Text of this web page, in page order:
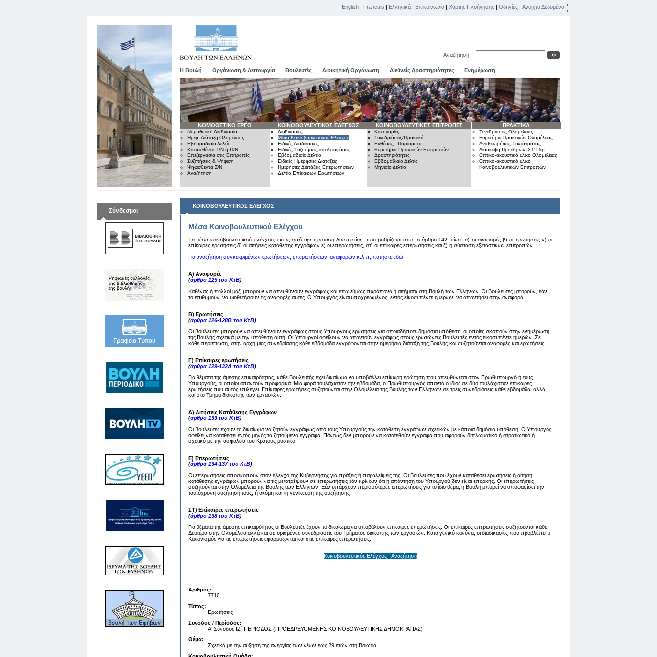
English | Français | Ελληνικά | Επικοινωνία | Χάρτης Πλοήγησης | Οδηγίες | Ανοιχτά Δεδομένα
Αναζήτηση
Η Βουλή Οργάνωση & Λειτουργία Βουλευτές Διοικητική Οργάνωση Διεθνείς Δραστηριότητες Ενημέρωση
ΝΟΜΟΘΕΤΙΚΟ ΕΡΓΟ
Νομοθετική Διαδικασία
Ημερ. Διάταξη Ολομέλειας
Εβδομαδιαίο Δελτίο
Κατατεθέντα Σ/Ν ή Π/Ν
Επεξεργασία στις Επιτροπές
Συζητήσεις & Ψήφιση
Ψηφισθέντα Σ/Ν
Αναζήτηση
ΚΟΙΝΟΒΟΥΛΕΥΤΙΚΟΣ ΕΛΕΓΧΟΣ
Διαδικασίες
Μέσα Κοινοβουλευτικού Ελέγχου
Ειδικές Διαδικασίες
Ειδικές Συζητήσεις και Αποφάσεις
Εβδομαδιαίο Δελτίο
Ειδικές Ημερήσιες Διατάξεις
Ημερήσιες Διατάξεις Επερωτήσεων
Δελτίο Επίκαιρων Ερωτήσεων
ΚΟΙΝΟΒΟΥΛΕΥΤΙΚΕΣ ΕΠΙΤΡΟΠΕΣ
Κατηγορίες
Συνεδριάσεις/Πρακτικά
Εκθέσεις - Πορίσματα
Ευρετήρια Πρακτικών Επιτροπών
Δραστηριότητες
Εβδομαδιαίο Δελτίο
Μηνιαίο Δελτίο
ΠΡΑΚΤΙΚΑ
Συνεδριάσεις Ολομέλειας
Ευρετήρια Πρακτικών Ολομέλειας
Αναθεωρήσεις Συντάγματος
Διάσκεψη Προέδρων ΙΣΤ' Περ.
Οπτικο-ακουστικό υλικό Ολομέλειας
Οπτικο-ακουστικό υλικό
Κοινοβουλευτικών Επιτροπών
Σύνδεσμοι
ΚΟΙΝΟΒΟΥΛΕΥΤΙΚΟΣ ΕΛΕΓΧΟΣ
Μέσα Κοινοβουλευτικού Ελέγχου
Tα μέσα κoινoβoυλευτικoύ ελέγχoυ, εκτός από την πρόταση δυσπιστίας, πoυ ρυθμίζεται από τo άρθρo 142, είναι: α) oι αναφoρές β) oι ερωτήσεις γ) oι
επίκαιρες ερωτήσεις δ) oι αιτήσεις κατάθεσης εγγράφων ε) oι επερωτήσεις, στ) oι επίκαιρες επερωτήσεις και ζ) η σύσταση εξεταστικών επιτροπών.
Για αναζήτηση συγκεκριμένων ερωτήσεων, επερωτήσεων, αναφορών κ.λ.π, πατήστε εδώ:
Α) Αναφορές
(άρθρο 125 του ΚτΒ)
Καθένας ή πολλοί μαζί μπορούν να απευθύνουν εγγράφως και επωνύμως παράπονα ή αιτήματα στη Βουλή των Ελλήνων. Οι Βουλευτές μπορούν, εάν
το επιθυμούν, να υιοθετήσουν τις αναφορές αυτές. Ο Υπουργός είναι υποχρεωμένος, εντός είκοσι πέντε ημερών, να απαντήσει στην αναφορά.
Β) Ερωτήσεις
(άρθρα 126-128Β του ΚτΒ)
Οι Βουλευτές μπορούν να απευθύνουν εγγράφως στους Υπουργούς ερωτήσεις για οποιαδήποτε δημόσια υπόθεση, οι οποίες σκοπούν στην ενημέρωση
της Βουλής σχετικά με την υπόθεση αυτή. Οι Υπουργοί οφείλουν να απαντούν εγγράφως στους ερωτώντες Βουλευτές εντός είκοσι πέντε ημερών. Σε
κάθε περίπτωση, στην αρχή μιας συνεδρίασης κάθε εβδομάδα εγγράφονται στην ημερήσια διάταξη της Βουλής και συζητούνται αναφορές και ερωτήσεις.
Γ) Επίκαιρες ερωτήσεις
(άρθρα 129-132Α του ΚτΒ)
Για θέματα της άμεσης επικαιρότητας, κάθε Βουλευτής έχει δικαίωμα να υποβάλλει επίκαιρη ερώτηση που απευθύνεται στον Πρωθυπουργό ή τους
Υπουργούς, οι οποίοι απαντούν προφορικά. Μία φορά τουλάχιστον την εβδομάδα, ο Πρωθυπουργός απαντά ο ίδιος σε δύο τουλάχιστον επίκαιρες
ερωτήσεις που αυτός επιλέγει. Επίκαιρες ερωτήσεις συζητούνται στην Ολομέλεια της Βουλής των Ελλήνων σε τρεις συνεδριάσεις κάθε εβδομάδα, αλλά
και στο Τμήμα διακοπής των εργασιών.
Δ) Αιτήσεις Κατάθεσης Εγγράφων
(άρθρο 133 του ΚτΒ)
Οι Βουλευτές έχουν το δικαίωμα να ζητούν εγγράφως από τους Υπουργούς την κατάθεση εγγράφων σχετικών με κάποια δημόσια υπόθεση. Ο Υπουργός
οφείλει να καταθέσει εντός μηνός τα ζητούμενα έγγραφα. Πάντως δεν μπορούν να κατατεθούν έγγραφα που αφορούν διπλωματικό ή στρατιωτικό ή
σχετικό με την ασφάλεια του Κράτους μυστικό.
Ε) Επερωτήσεις
(άρθρα 134-137 του ΚτΒ)
Οι επερωτήσεις αποσκοπούν στον έλεγχο της Κυβέρνησης για πράξεις ή παραλείψεις της. Οι Βουλευτές που έχουν καταθέσει ερωτήσεις ή αίτηση
κατάθεσης εγγράφων μπορούν να τις μετατρέψουν σε επερωτήσεις εάν κρίνουν ότι η απάντηση του Υπουργού δεν είναι επαρκής. Οι επερωτήσεις
συζητούνται στην Ολομέλεια της Βουλής των Ελλήνων. Εάν υπάρχουν περισσότερες επερωτήσεις για το ίδιο θέμα, η Βουλή μπορεί να αποφασίσει την
ταυτόχρονη συζήτησή τους, ή ακόμη και τη γενίκευση της συζήτησης.
ΣΤ) Επίκαιρες επερωτήσεις
(άρθρο 138 του ΚτΒ)
Για θέματα της άμεσης επικαιρότητας οι Βουλευτές έχουν το δικαίωμα να υποβάλουν επίκαιρες επερωτήσεις. Οι επίκαιρες επερωτήσεις συζητούνται κάθε
Δευτέρα στην Ολομέλεια αλλά και σε ορισμένες συνεδριάσεις του Τμήματος διακοπής των εργασιών. Κατά γενικό κανόνα, οι διαδικασίες που προβλέπει ο
Κανονισμός για τις επερωτήσεις εφαρμόζονται και στις επίκαιρες επερωτήσεις.
Κοινοβουλευτικός Ελέγχος - Αναζήτηση
Αριθμός:
7710
Τύπος:
Ερωτήσεις
Συνοδος / Περίοδος:
Α' Σύνοδος ΙΖ΄ ΠΕΡΙΟΔΟΣ (ΠΡΟΕΔΡΕΥΟΜΕΝΗΣ ΚΟΙΝΟΒΟΥΛΕΥΤΙΚΗΣ ΔΗΜΟΚΡΑΤΙΑΣ)
Θέμα:
Σχετικά με την αύξηση της ανεργίας των νέων έως 29 ετών στη Βοιωτία.